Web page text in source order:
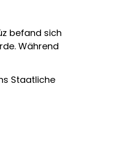
befand sich
Während
Staatliche